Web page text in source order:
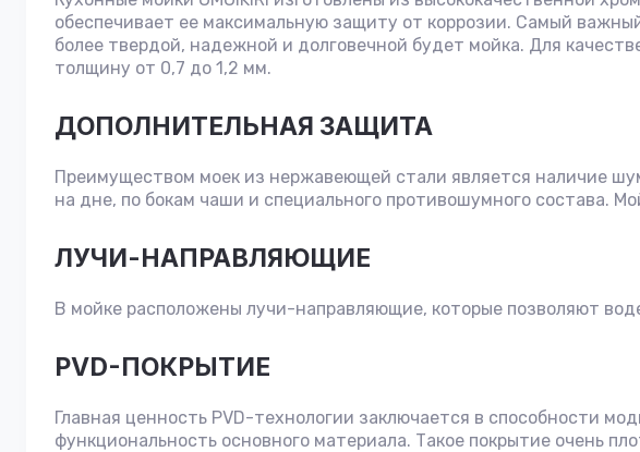
обеспечивает ее максимальную защиту от коррозии. Самый
более твердой, надежной и долговечной будет мойка. Для
толщину от 0,7 до 1,2 мм.
ДОПОЛНИТЕЛЬНАЯ ЗАЩИТА
Преимуществом моек из нержавеющей стали является наличие
на дне, по бокам чаши и специального противошумного состава.
ЛУЧИ-НАПРАВЛЯЮЩИЕ
В мойке расположены лучи-направляющие, которые позволяют
PVD-ПОКРЫТИЕ
Главная ценность PVD-технологии заключается в способности
функциональность основного материала. Такое покрытие очень